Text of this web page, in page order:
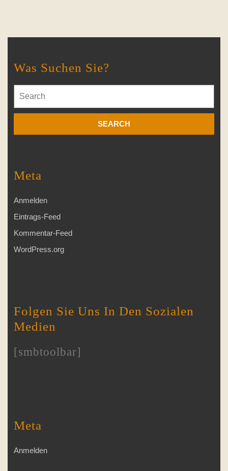
Was Suchen Sie?
for:
Meta
Anmelden
Eintrags-Feed
Kommentar-Feed
WordPress.org
Folgen Sie Uns In Den Sozialen
Medien
[smbtoolbar]
Meta
Anmelden